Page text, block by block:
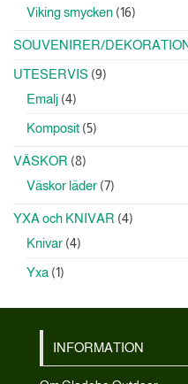
produkter
Viking smycken 1616
SOUVENIRER/
UTESERVIS 99
Emalj 44
Komposit 55
VÄSKOR 88
produkter
Väskor läder 77
YXA och KNIVAR 44
Knivar 44
Yxa 11
INFORMATION